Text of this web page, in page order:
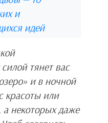
и
идей
тянет вас
и в ночной
красоты или
а некоторых даже